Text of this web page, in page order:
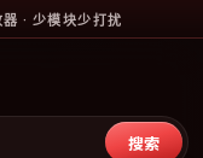
· 少模块少打扰
搜索